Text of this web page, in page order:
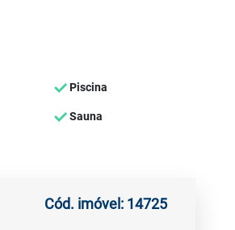
Piscina
Sauna
Cód. imóvel: 14725